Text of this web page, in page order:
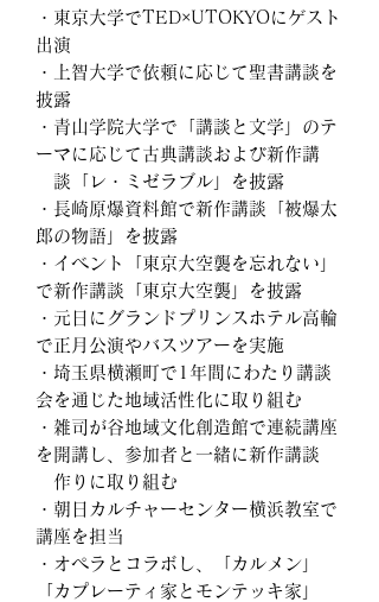
・東京大学でTED×UTOKYOにゲスト
出演
・上智大学で依頼に応じて聖書講談を
披露
・青山学院大学で「講談と文学」のテ
ーマに応じて古典講談および新作講
談「レ・ミゼラブル」を披露
・ 長崎原爆資料館で新作講談「被爆太
郎の物語」を披露
・イベント「東京大空襲を忘れない」
で新作講談「東京大空襲」を披露
・元日にグランドプリンスホテル高輪
で正月公演やバスツアーを実施
・埼玉県横瀬町で1年間にわたり講談
会を通じた地域活性化に取り組む
・雑司が谷地域文化創造館で連続講座
を開講し、参加者と一緒に新作講談
作りに取り組む
・朝日カルチャーセンター横浜教室で
講座を担当
・オペラとコラボし、「カルメン」
「カプレーティ家とモンテッキ家」